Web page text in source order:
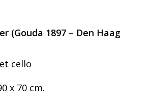
(Gouda 1897 – Den Haag
cello
x 70 cm.